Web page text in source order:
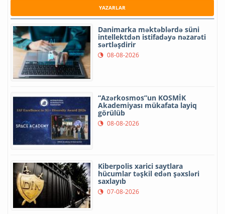
YAZARLAR
Danimarka məktəblərdə süni
intellektdən istifadəyə nəzarəti
sərtləşdirir
08-08-2026
“Azərkosmos”un KOSMİK
Akademiyası mükafata layiq
görülüb
08-08-2026
Kiberpolis xarici saytlara
hücumlar təşkil edən şəxsləri
saxlayıb
07-08-2026